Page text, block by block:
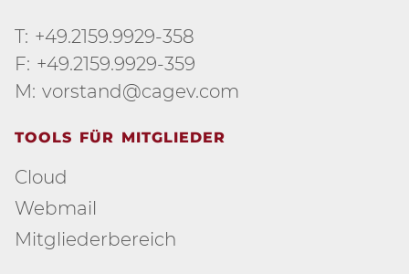
T: +49.2159.9929-358
F: +49.2159.9929-359
M: vorstand@cagev.com
TOOLS FÜR MITGLIEDER
Cloud
Webmail
Mitgliederbereich